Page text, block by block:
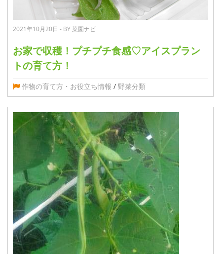
2021年10月20日 - BY 菜園ナビ
お家で収穫！プチプチ食感♡アイスプラン
トの育て方！
作物の育て方・お役立ち情報 / 野菜分類